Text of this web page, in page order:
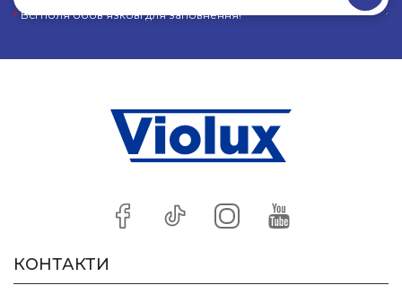
*Всі поля обов’язкові для заповнення!
КОНТАКТИ